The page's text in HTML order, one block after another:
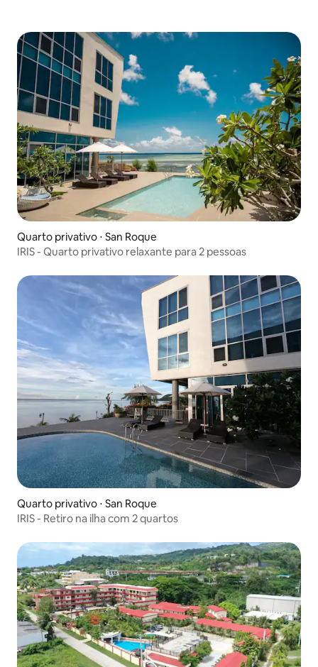
Quarto privativo ⋅ San Roque
IRIS - Quarto privativo relaxante para 2 pessoas
Quarto privativo ⋅ San Roque
IRIS - Retiro na ilha com 2 quartos